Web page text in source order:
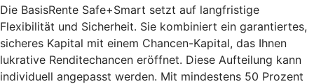
Die BasisRente Safe+Smart setzt auf langfristige
Flexibilität und Sicherheit. Sie kombiniert ein garantiertes,
sicheres Kapital mit einem Chancen-Kapital, das Ihnen
lukrative Renditechancen eröffnet. Diese Aufteilung kann
individuell angepasst werden. Mit mindestens 50 Prozent